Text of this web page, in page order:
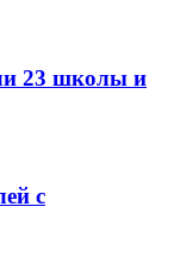
23 школы и
с